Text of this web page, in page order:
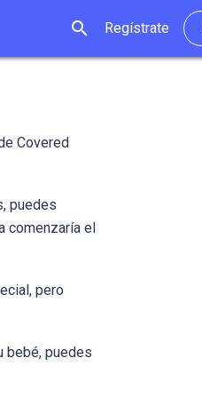
search Regístrate
Covered
puedes
comenzaría el
pero
bebé, puedes